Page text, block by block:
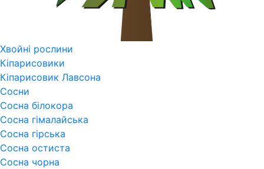
Хвойні рослини
Кіпарисовики
Кіпарисовик Лавсона
Сосни
Сосна білокора
Сосна гімалайська
Сосна гірська
Сосна остиста
Сосна чорна